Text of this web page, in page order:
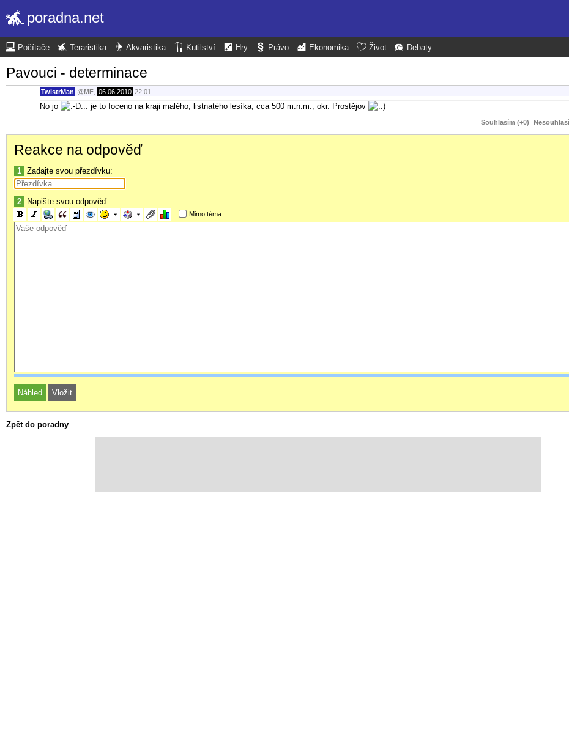
poradna.net
Počítače Teraristika Akvaristika Kutilství Hry Právo Ekonomika Život Debaty
Pavouci - determinace
TwistrMan @MF 06.06.2010 22:01
No jo ... je to foceno na kraji malého, listnatého lesíka, cca 500 m.n.m., okr. Prostějov
Souhlasím (+0)
Reakce na odpověď
1 Zadajte svou přezdívku:
2 Napište svou odpověď:
Mimo téma
Zpět do poradny